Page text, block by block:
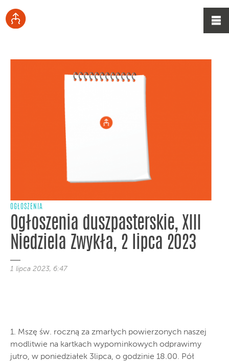
OGŁOSZENIA
Ogłoszenia duszpasterskie, XIII
Niedziela Zwykła, 2 lipca 2023
1 lipca 2023, 6:47
1. Mszę św. roczną za zmarłych powierzonych naszej
modlitwie na kartkach wypominkowych odprawimy
jutro, w poniedziałek 3lipca, o godzinie 18.00. Pół